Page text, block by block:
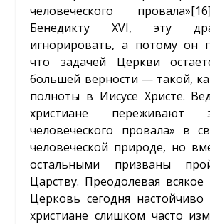
человеческого провала»[16]
Бенедикту XVI, эту
игнорировать, а потому он
что задачей Церкви
большей верности — такой,
полноты в Иисусе Христе.
христиане переживают
человеческого провала» в
человеческой природе, но
остальными призваны
Царству. Преодолевая
Церковь сегодня настойчиво
христиане слишком часто